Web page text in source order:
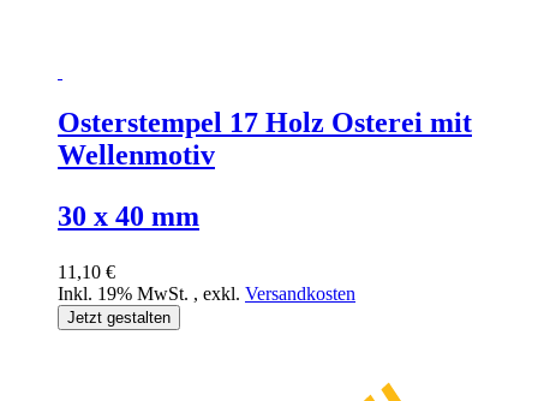
Osterstempel 17 Holz Osterei mit
Wellenmotiv
30 x 40 mm
11,10 €
Inkl. 19% MwSt. , exkl. Versandkosten
Jetzt gestalten